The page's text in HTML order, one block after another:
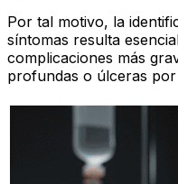
Por tal motivo, la
síntomas resulta
complicaciones más
profundas o úlceras